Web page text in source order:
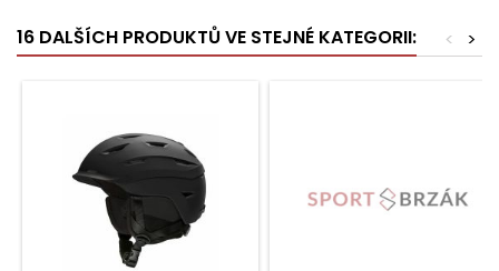
16 DALŠÍCH PRODUKTŮ VE STEJNÉ KATEGORII: >
<